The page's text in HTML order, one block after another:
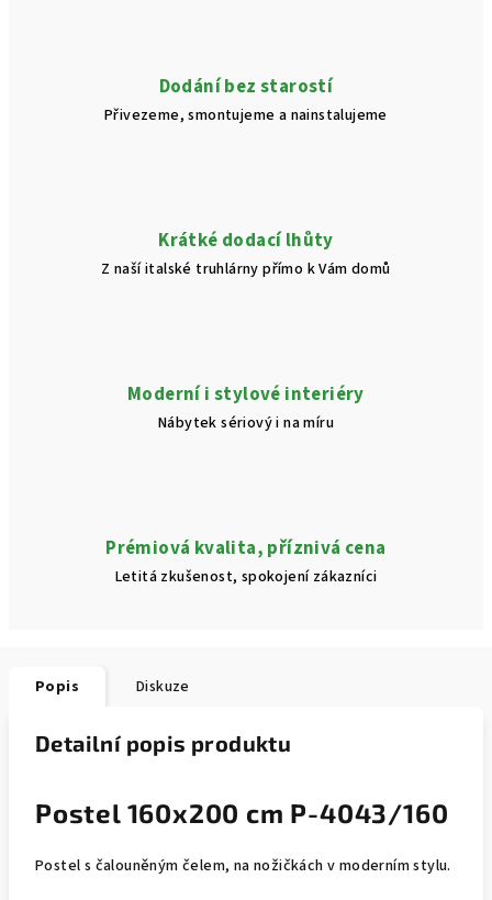
Dodání bez starostí
Přivezeme, smontujeme a nainstalujeme
Krátké dodací lhůty
Z naší italské truhlárny přímo k Vám domů
Moderní i stylové interiéry
Nábytek sériový i na míru
Prémiová kvalita, příznivá cena
Letitá zkušenost, spokojení zákazníci
Popis Diskuze
Detailní popis produktu
Postel 160x200 cm P-4043/160
Postel s čalouněným čelem, na nožičkách v moderním stylu.